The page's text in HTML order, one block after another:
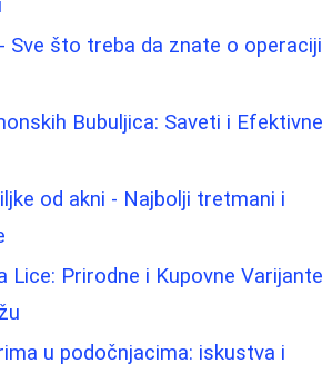
Sve što treba da znate o operaciji
Bubuljica: Saveti i Efektivne
od akni - Najbolji tretmani i
Lice: Prirodne i Kupovne Varijante
u podočnjacima: iskustva i